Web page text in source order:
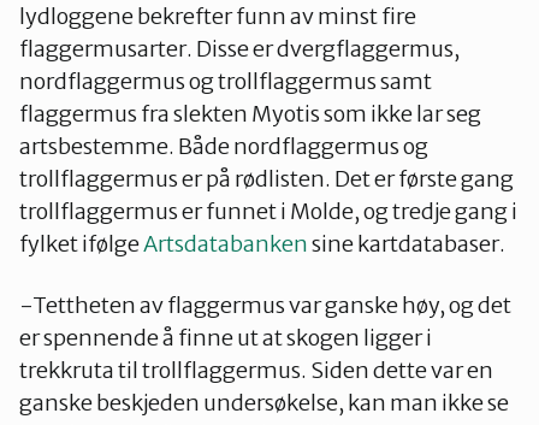
lydloggene bekrefter funn av minst fire
flaggermusarter. Disse er dvergflaggermus,
nordflaggermus og trollflaggermus samt
flaggermus fra slekten Myotis som ikke lar seg
artsbestemme. Både nordflaggermus og
trollflaggermus er på rødlisten. Det er første gang
trollflaggermus er funnet i Molde, og tredje gang i
fylket ifølgeArtsdatabankensine kartdatabaser.
-Tettheten av flaggermus var ganske høy, og det
er spennende å finne ut at skogen ligger i
trekkruta til trollflaggermus. Siden dette var en
ganske beskjeden undersøkelse, kan man ikke se